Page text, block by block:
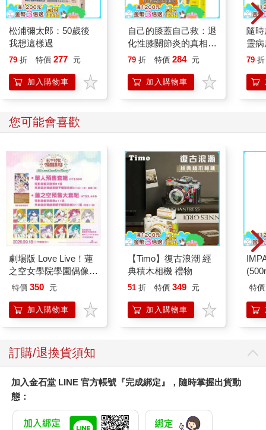
松浦彌太郎：50歲後
我想這樣過
79 折 特價 277 元
加入購物車
自己的膝蓋自己救：退
化性膝關節炎的真相
【暢銷增訂版】
79 折 特價 284 元
加入購物車
隨
靈
分
79 折
您可能會喜歡
劇場版 Love Live！蓮
之空女學院學園偶像俱
樂部 Bloom Garden
特價 350 元
加入購物車
【Timo】復古浪潮 經
典積木相機 禮物
51 折 特價 349 元
加入購物車
特價
訂購/退換貨須知
加入金石堂 LINE 官方帳號『完成綁定』，隨時掌握出貨動
態：